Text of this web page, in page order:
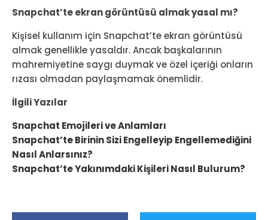
Snapchat’te ekran görüntüsü almak yasal mı?
Kişisel kullanım için Snapchat’te ekran görüntüsü
almak genellikle yasaldır. Ancak başkalarının
mahremiyetine saygı duymak ve özel içeriği onların
rızası olmadan paylaşmamak önemlidir.
İlgili Yazılar
Snapchat Emojileri ve Anlamları
Snapchat’te Birinin Sizi Engelleyip Engellemediğini
Nasıl Anlarsınız?
Snapchat’te Yakınımdaki Kişileri Nasıl Bulurum?